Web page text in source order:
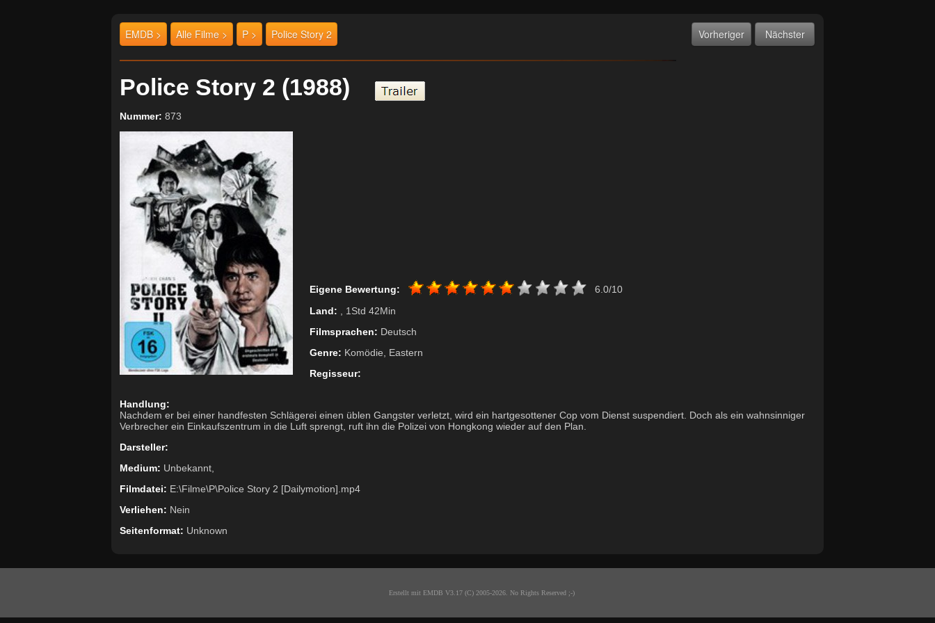
EMDB > Alle Filme > P > Police Story 2 Vorheriger Nächster
Police Story 2 (1988)
Nummer: 873
Eigene Bewertung:
6.0/10
Land: , 1Std 42Min
Filmsprachen: Deutsch
Genre: Komödie, Eastern
Regisseur:
Handlung:
Nachdem er bei einer handfesten Schlägerei einen üblen Gangster verletzt, wird ein hartgesottener Cop vom Dienst suspendiert. Doch als ein wahnsinniger
Verbrecher ein Einkaufszentrum in die Luft sprengt, ruft ihn die Polizei von Hongkong wieder auf den Plan.
Darsteller:
Medium: Unbekannt,
Filmdatei: E:\Filme\P\Police Story 2 [Dailymotion].mp4
Verliehen: Nein
Seitenformat: Unknown
Erstellt mit EMDB V3.17 (C) 2005-2026. No Rights Reserved ;-)